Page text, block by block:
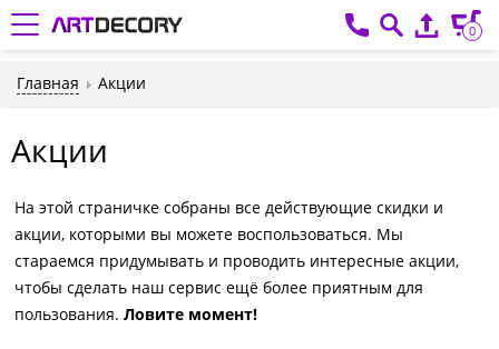
0
Главная Акции
Акции
На этой страничке собраны все действующие скидки и
акции, которыми вы можете воспользоваться. Мы
стараемся придумывать и проводить интересные акции,
чтобы сделать наш сервис ещё более приятным для
пользования. Ловите момент!